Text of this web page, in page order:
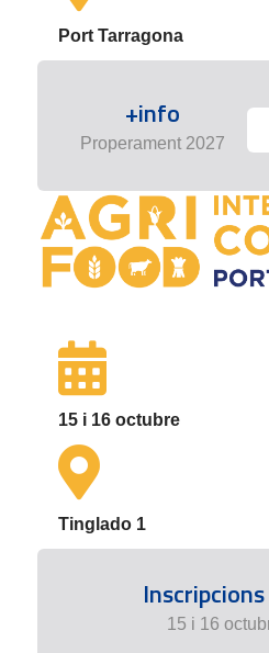
Port Tarragona
+info
Properament 2027
15 i 16 octubre
Tinglado 1
15 i 16